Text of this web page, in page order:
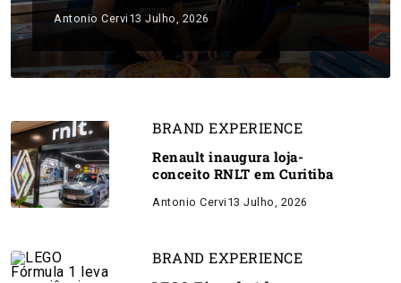
Antonio Cervi 13 Julho, 2026
BRAND EXPERIENCE
Renault inaugura loja-
conceito RNLT em Curitiba
Antonio Cervi 13 Julho, 2026
BRAND EXPERIENCE